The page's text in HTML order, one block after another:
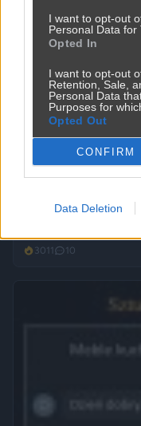
I want to opt-out
Personal Data for
Opted In
I want to opt-out
Retention, Sale,
Personal Data
Purposes for
Opted Out
CONFIRM
Data Deletion
3011 10